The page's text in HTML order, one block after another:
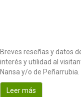
Breves reseñas y datos
interés y utilidad al
Nansa y/o de Peñarrubia.
Leer más